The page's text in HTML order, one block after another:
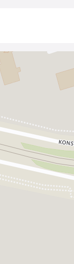
Znajdź wydarzenie
Kategoria